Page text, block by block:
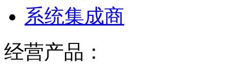
系统集成商
经营产品：